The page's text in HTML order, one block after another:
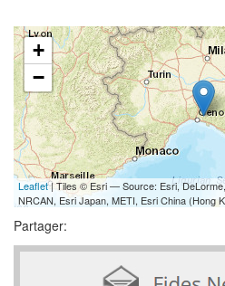
+
−
Leaflet| Tiles © Esri — Source: Esri,
NRCAN, Esri Japan, METI, Esri China (Hong
Partager: